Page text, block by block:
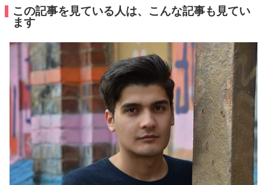
この記事を見ている人は、こんな記事も見てい
ます